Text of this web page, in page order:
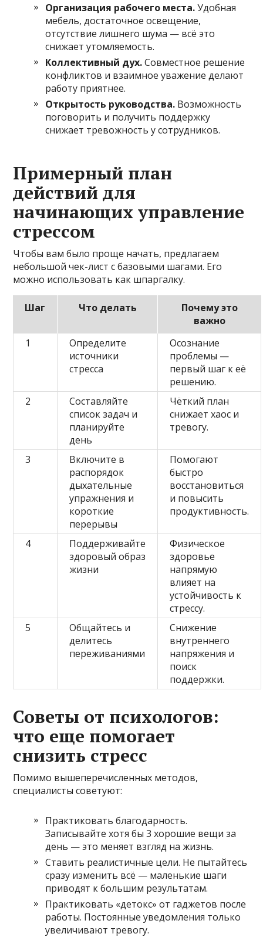
Организация рабочего места.Удобная
мебель, достаточное освещение,
отсутствие лишнего шума — всё это
снижает утомляемость.
Коллективный дух.Совместное решение
конфликтов и взаимное уважение делают
работу приятнее.
Открытость руководства. Возможность
поговорить и получить поддержку
снижает тревожность у сотрудников.
Примерный план
действий для
начинающих управление
стрессом
Чтобы вам было проще начать, предлагаем
небольшой чек-лист с базовыми шагами. Его
можно использовать как шпаргалку.
Шаг Что делать
Почему это
важно
1
Определите
источники
стресса
Осознание
проблемы —
первый шаг к её
решению.
2
Составляйте
список задач и
планируйте
день
Чёткий план
снижает хаос и
тревогу.
3
Включите в
распорядок
дыхательные
упражнения и
короткие
перерывы
Помогают
быстро
восстановиться
и повысить
продуктивность.
4
Поддерживайте
здоровый образ
жизни
Физическое
здоровье
напрямую
влияет на
устойчивость к
стрессу.
5
Общайтесь и
делитесь
переживаниями
Снижение
внутреннего
напряжения и
поиск
поддержки.
Советы от психологов:
что еще помогает
снизить стресс
Помимо вышеперечисленных методов,
специалисты советуют:
Практиковать благодарность.
Записывайте хотя бы 3 хорошие вещи за
день — это меняет взгляд на жизнь.
Ставить реалистичные цели. Не пытайтесь
сразу изменить всё — маленькие шаги
приводят к большим результатам.
Практиковать «детокс» от гаджетов после
работы. Постоянные уведомления только
увеличивают тревогу.